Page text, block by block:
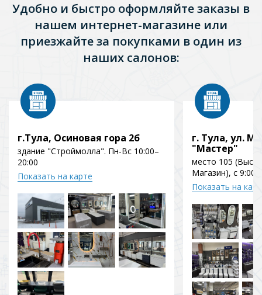
Удобно и быстро оформляйте заказы в
нашем интернет-магазине или
приезжайте за покупками в один из
наших салонов:
г.Тула, Осиновая гора 2б
здание "Строймолла". Пн-Вс 10:00–
20:00
Показать на карте
г. Тула, ул.
"Мастер"
место 105
Магазин), с 9:00
Показать на